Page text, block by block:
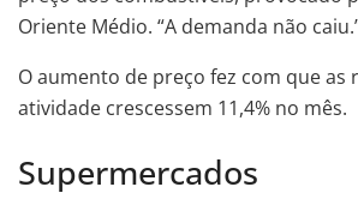
Oriente Médio. “A demanda não
O aumento de preço fez com que as
atividade crescessem 11,4% no mês.
Supermercados